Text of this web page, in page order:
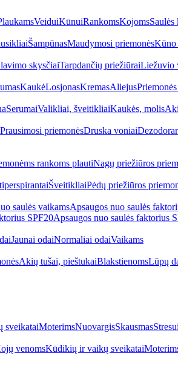
VeiduiKūnuiRankomsKojomsSaulės
ŠampūnasMaudymosi priemonėsKūno
skysčiaiTarpdančių priežiūraiLiežuvio
KaukėLosjonasKremasAliejus
SerumaiValikliai, šveitikliaiKaukės, molis
Prausimosi priemonėsDruska voniai
rankoms plautiNagų priežiūros
ŠveitikliaiPėdų priežiūros
saulės vaikamsApsaugos nuo saulės
SPF20Apsaugos nuo saulės faktorius
Jaunai odaiNormaliai odaiVaikams
Akių tušai, pieštukaiBlakstienomsLūpų
sveikataiMoterimsNuovargisSkausmas
venomsKūdikių ir vaikų sveikatai